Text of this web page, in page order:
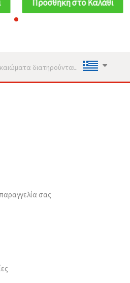
Προσθήκη στο Καλάθι
διατηρούνται..
σας